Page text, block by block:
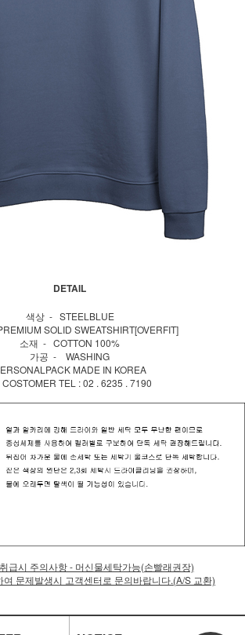
DETAIL
색상 - STEELBLUE
SOLID SWEATSHIRT[OVERFIT]
소재 - COTTON 100%
가공 - WASHING
MADE IN KOREA
COSTOMER TEL : 02 . 6235 . 7190
급시 주의사항 - 머신물세탁가능(손빨래권장)
문제발생시 고객센터로 문의바랍니다.(A/S 교환)